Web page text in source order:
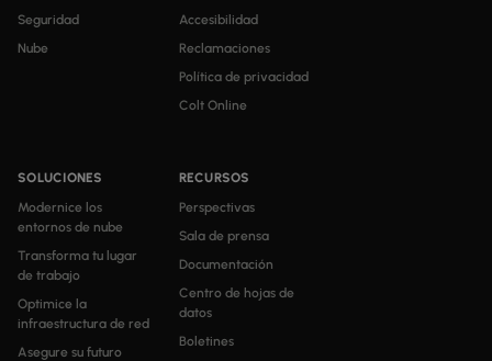
Seguridad
Nube
SOLUCIONES
Modernice los
entornos de nube
Transforma tu lugar
de trabajo
Optimice la
infraestructura de red
Asegure su futuro
RECURSOS
Perspectivas
Sala de prensa
Documentación
Centro de hojas de
datos
Boletines
Accesibilidad
Reclamaciones
Política de privacidad
Colt Online